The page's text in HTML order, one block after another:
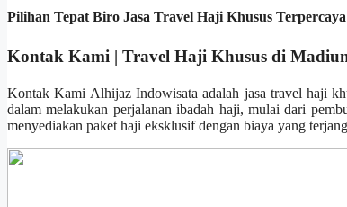
Pilihan Tepat Biro Jasa Travel Haji Khusus
Kontak Kami | Travel Haji Khusus di
Kontak Kami Alhijaz Indowisata adalah jasa travel haji
dalam melakukan perjalanan ibadah haji, mulai dari
menyediakan paket haji eksklusif dengan biaya yang